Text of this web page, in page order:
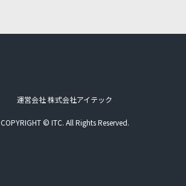
運営会社 株式会社アイテック
COPYRIGHT © ITC. All Rights Reserved.